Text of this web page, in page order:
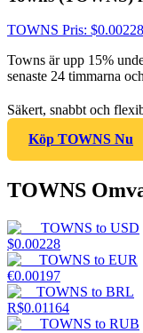
TOWNS Pris: $
Towns är upp 15%
senaste 24 timmarna
Säkert, snabbt och
Köp TOWNS Nu
TOWNS
TOWNS to USD
$0.00228
TOWNS to EUR
€0.00197
TOWNS to BRL
R$0.01164
TOWNS to RUB